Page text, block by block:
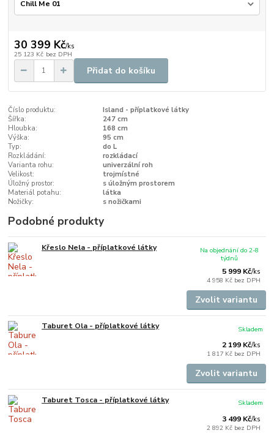
30 399 Kč/ks
25 123 Kč bez DPH
Přidat do košíku
Číslo produktu:
Island - příplatkové látky
Šířka:
247 cm
Hloubka:
168 cm
Výška:
95 cm
Typ:
do L
Rozkládání:
rozkládací
Varianta rohu:
univerzální roh
Velikost:
trojmístné
Úložný prostor:
s úložným prostorem
Materiál potahu:
látka
Nožičky:
s nožičkami
Podobné produkty
Křeslo Nela - příplatkové látky
5 999 Kč/ks
4 958 Kč bez DPH
Na objednání do 2-8
týdnů
Zvolit variantu
Taburet Ola - příplatkové látky
2 199 Kč/ks
1 817 Kč bez DPH
Skladem
Zvolit variantu
Taburet Tosca - příplatkové látky
3 499 Kč/ks
2 892 Kč bez DPH
Skladem